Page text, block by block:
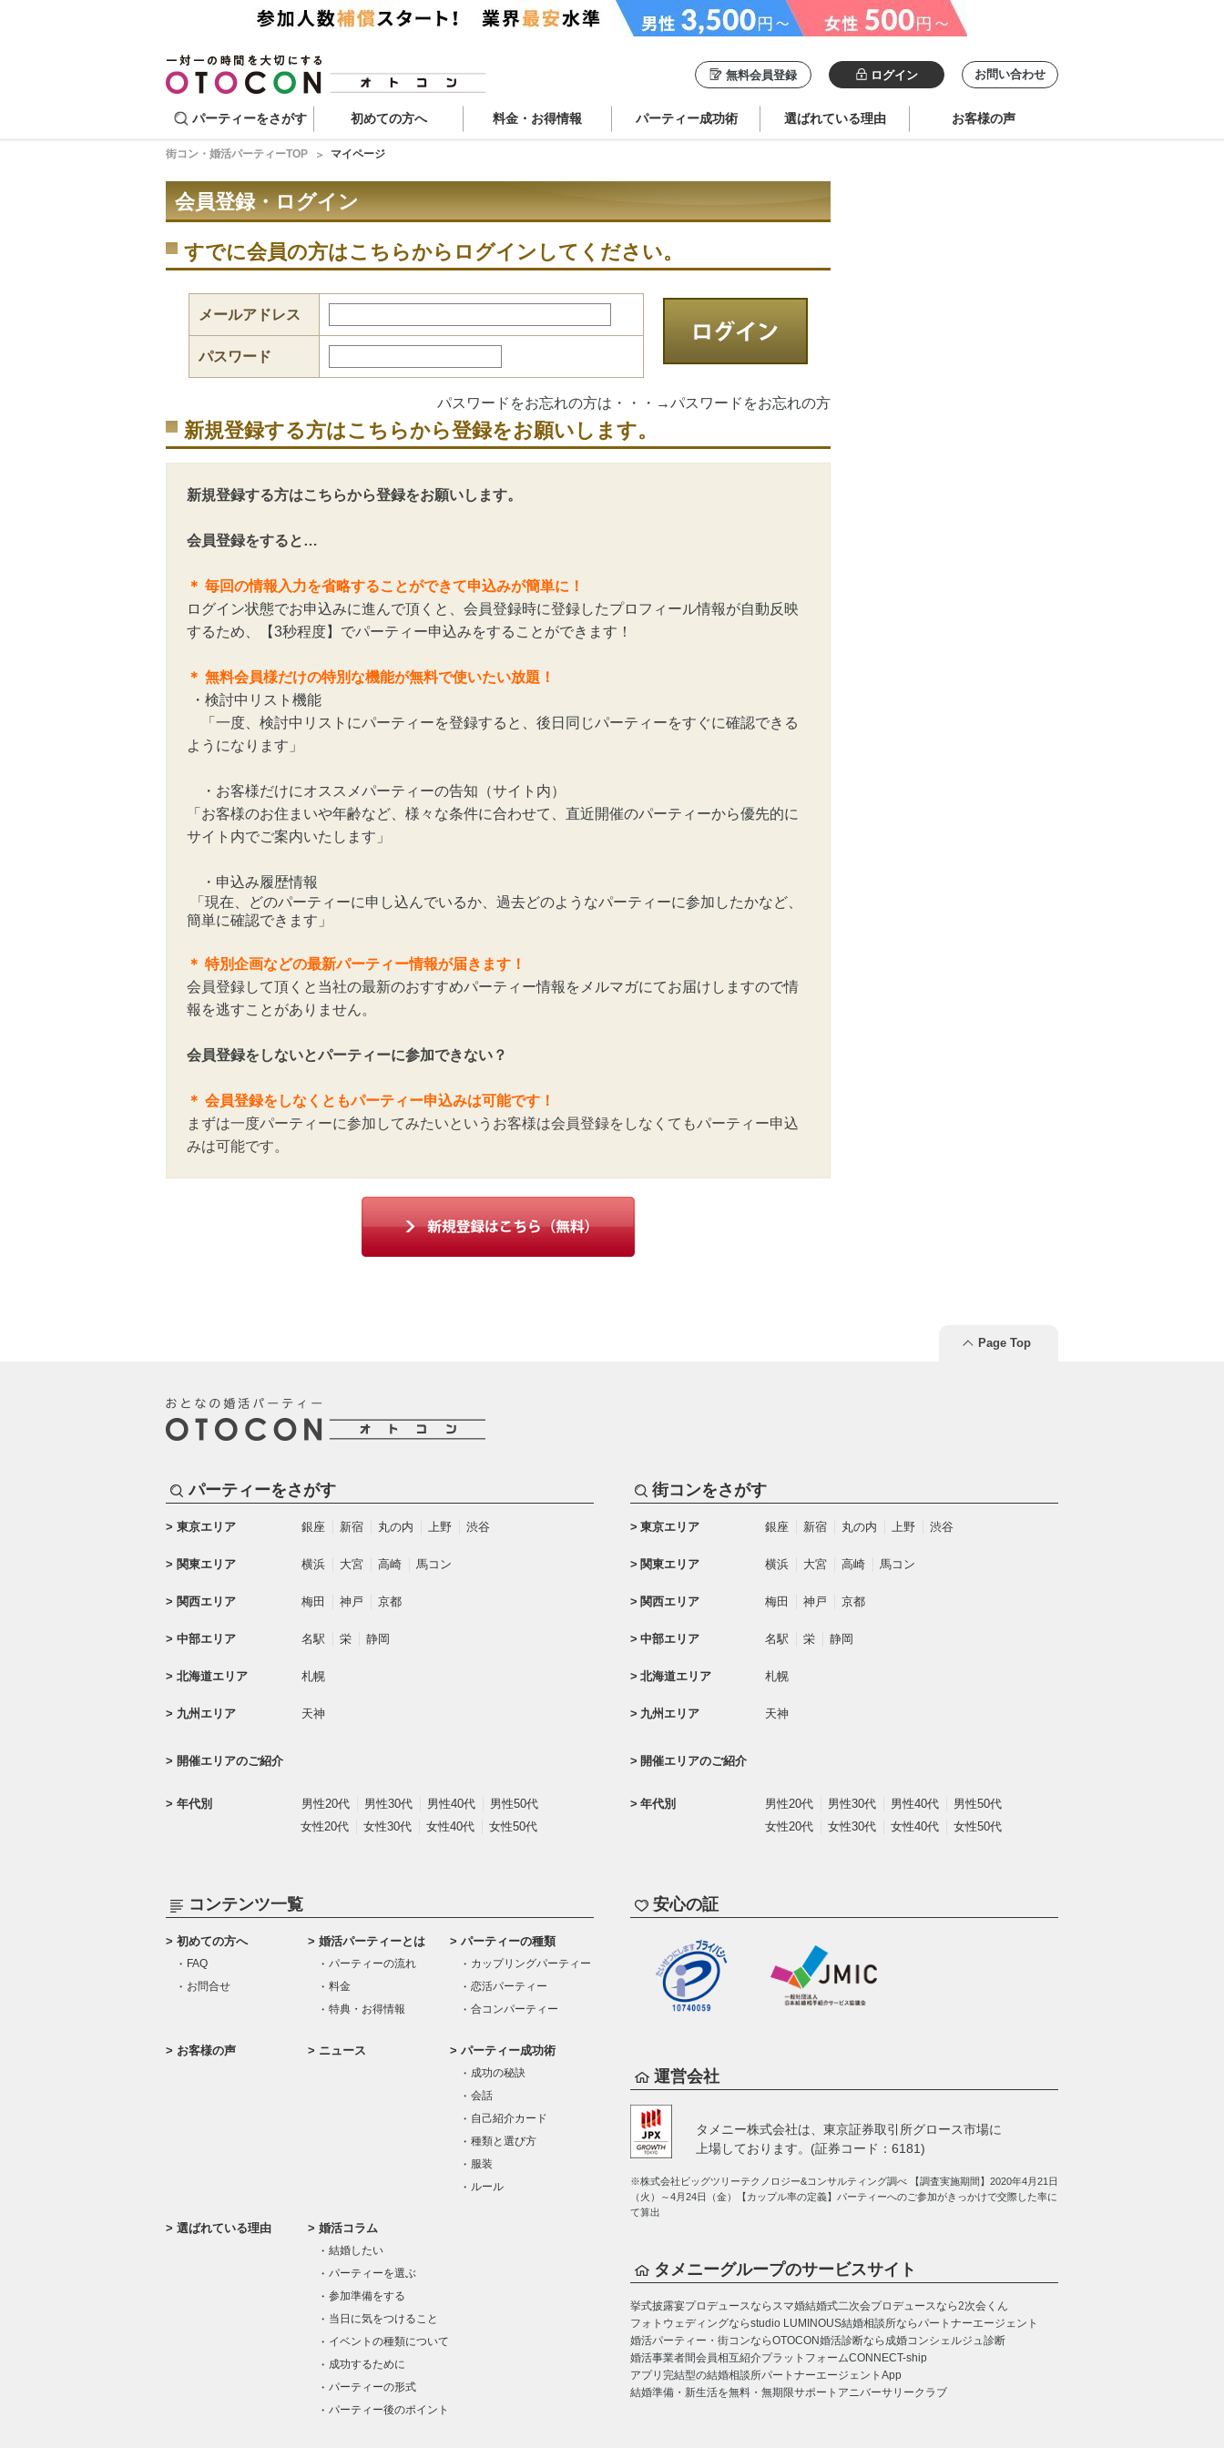
無料会員登録 ログイン お問い合わせ
パーティーをさがす 初めての方へ 料金・お得情報 パーティー成功術 選ばれている理由 お客様の声
街コン・婚活パーティーTOP マイページ
会員登録・ログイン
すでに会員の方はこちらからログインしてください。
メールアドレス
パスワード
パスワードをお忘れの方は・・・→パスワードをお忘れの方
新規登録する方はこちらから登録をお願いします。
新規登録する方はこちらから登録をお願いします。
会員登録をすると…
＊ 毎回の情報入力を省略することができて申込みが簡単に！
ログイン状態でお申込みに進んで頂くと、会員登録時に登録したプロフィール情報が自動反映
するため、【3秒程度】でパーティー申込みをすることができます！
＊ 無料会員様だけの特別な機能が無料で使いたい放題！
・検討中リスト機能
「一度、検討中リストにパーティーを登録すると、後日同じパーティーをすぐに確認できる
ようになります」
・お客様だけにオススメパーティーの告知（サイト内）
「お客様のお住まいや年齢など、様々な条件に合わせて、直近開催のパーティーから優先的に
サイト内でご案内いたします」
・申込み履歴情報
「現在、どのパーティーに申し込んでいるか、過去どのようなパーティーに参加したかなど、
簡単に確認できます」
＊ 特別企画などの最新パーティー情報が届きます！
会員登録して頂くと当社の最新のおすすめパーティー情報をメルマガにてお届けしますので情
報を逃すことがありません。
会員登録をしないとパーティーに参加できない？
＊ 会員登録をしなくともパーティー申込みは可能です！
まずは一度パーティーに参加してみたいというお客様は会員登録をしなくてもパーティー申込
みは可能です。
Page Top
パーティーをさがす
東京エリア 銀座 新宿 丸の内 上野 渋谷
関東エリア 横浜 大宮 高崎 馬コン
関西エリア 梅田 神戸 京都
中部エリア 名駅 栄 静岡
北海道エリア 札幌
九州エリア 天神
開催エリアのご紹介
年代別 男性20代 男性30代 男性40代
男性50代
女性20代
女性30代 女性40代 女性50代
街コンをさがす
東京エリア 銀座 新宿 丸の内 上野 渋谷
関東エリア 横浜 大宮 高崎 馬コン
関西エリア 梅田 神戸 京都
中部エリア 名駅 栄 静岡
北海道エリア 札幌
九州エリア 天神
開催エリアのご紹介
年代別 男性20代 男性30代 男性40代
男性50代
女性20代
女性30代 女性40代 女性50代
コンテンツ一覧
初めての方へ
FAQ
お問合せ
婚活パーティーとは
パーティーの流れ
料金
特典・お得情報
パーティーの種類
カップリングパーティー
恋活パーティー
合コンパーティー
お客様の声 ニュース パーティー成功術
成功の秘訣
会話
自己紹介カード
種類と選び方
服装
ルール
選ばれている理由 婚活コラム
結婚したい
パーティーを選ぶ
参加準備をする
当日に気をつけること
イベントの種類について
成功するために
パーティーの形式
パーティー後のポイント
安心の証
運営会社
タメニー株式会社は、 東京証券取引所グロース市場に
上場しております。(証券コード：6181)
※株式会社ビッグツリーテクノロジー&コンサルティング調べ 【調査実施期間】2020年4月21日
（火）～4月24日（金）【カップル率の定義】パーティーへのご参加がきっかけで交際した率に
て算出
タメニーグループのサービスサイト
挙式披露宴プロデュースならスマ婚結婚式二次会プロデュースなら2次会くん
フォトウェディングならstudio LUMINOUS結婚相談所ならパートナーエージェント
婚活パーティー・街コンならOTOCON婚活診断なら成婚コンシェルジュ診断
婚活事業者間会員相互紹介プラットフォームCONNECT-ship
アプリ完結型の結婚相談所パートナーエージェントApp
結婚準備・新生活を無料・無期限サポートアニバーサリークラブ